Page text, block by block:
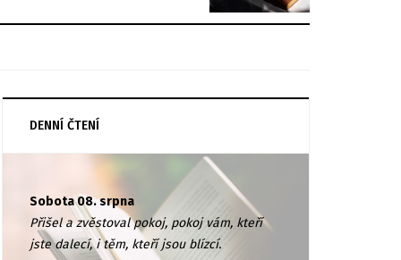
DENNÍ ČTENÍ
Sobota 08. srpna
Přišel a zvěstoval pokoj, pokoj vám, kteří
jste dalecí, i těm, kteří jsou blízcí.